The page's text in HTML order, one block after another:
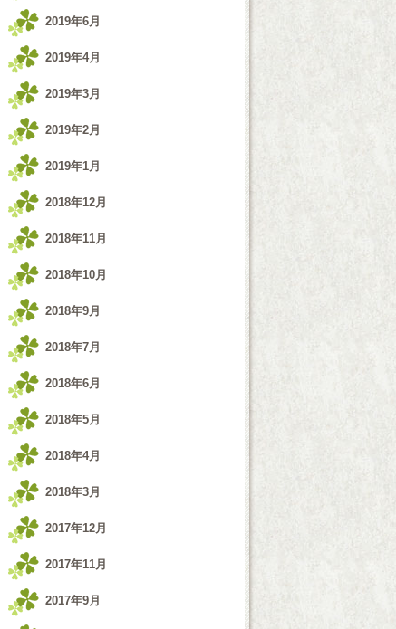
2019年6月
2019年4月
2019年3月
2019年2月
2019年1月
2018年12月
2018年11月
2018年10月
2018年9月
2018年7月
2018年6月
2018年5月
2018年4月
2018年3月
2017年12月
2017年11月
2017年9月